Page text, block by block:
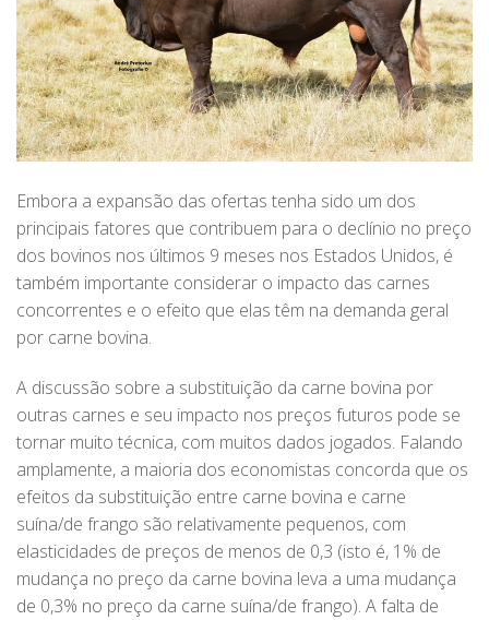
Embora a expansão das ofertas tenha sido um dos
principais fatores que contribuem para o declínio no preço
dos bovinos nos últimos 9 meses nos Estados Unidos, é
também importante considerar o impacto das carnes
concorrentes e o efeito que elas têm na demanda geral
por carne bovina.
A discussão sobre a substituição da carne bovina por
outras carnes e seu impacto nos preços futuros pode se
tornar muito técnica, com muitos dados jogados. Falando
amplamente, a maioria dos economistas concorda que os
efeitos da substituição entre carne bovina e carne
suína/de frango são relativamente pequenos, com
elasticidades de preços de menos de 0,3 (isto é, 1% de
mudança no preço da carne bovina leva a uma mudança
de 0,3% no preço da carne suína/de frango). A falta de